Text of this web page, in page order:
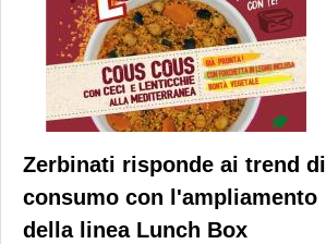
Zerbinati risponde ai trend di
consumo con l'ampliamento
della linea Lunch Box